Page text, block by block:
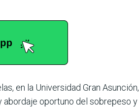
en la Uni­versidad Gran Asunción,
abordaje oportuno del sobrepeso y